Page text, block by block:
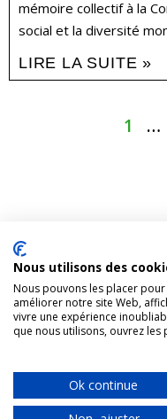
mémoire collectif à la
social et la diversité
LIRE LA SUITE »
1 …
1431, rue
Tous droits réservés
Nous utilisons des
Nous pouvons les placer
améliorer notre site Web,
vivre une expérience
que nous utilisons, ouvrez les
Ok continue